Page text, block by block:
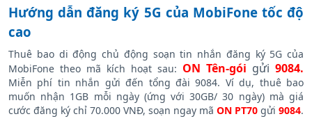
Những câu hỏi sử dụng về gói cước 5G của MobiFone cần biết
Mạng 5G là gì ? Tốc độ gấp 10 lần thật không?
Hướng dẫn đăng ký 5G của MobiFone tốc độ
cao
Thuê bao di động chủ động soạn tin nhắn đăng ký 5G của
MobiFone theo mã kích hoạt sau: ON Tên-gói gửi 9084.
Miễn phí tin nhắn gửi đến tổng đài 9084. Ví dụ, thuê bao
muốn nhận 1GB mỗi ngày (ứng với 30GB/ 30 ngày) mà giá
cước đăng ký chỉ 70.000 VNĐ, soạn ngay mã ON PT70 gửi 9084.